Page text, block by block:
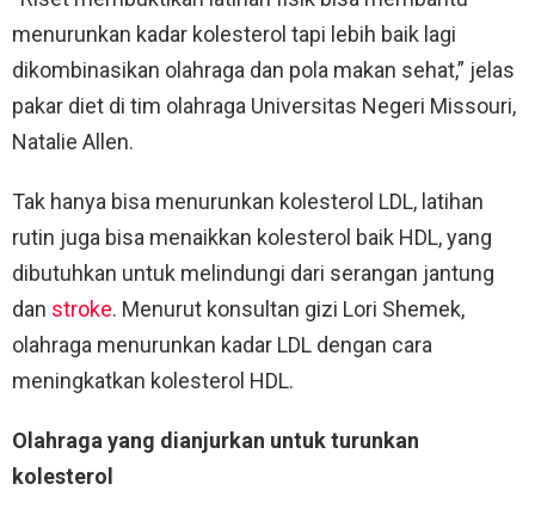
menurunkan kadar kolesterol tapi lebih baik lagi
dikombinasikan olahraga dan pola makan sehat,” jelas
pakar diet di tim olahraga Universitas Negeri Missouri,
Natalie Allen.
Tak hanya bisa menurunkan kolesterol LDL, latihan
rutin juga bisa menaikkan kolesterol baik HDL, yang
dibutuhkan untuk melindungi dari serangan jantung
dan stroke. Menurut konsultan gizi Lori Shemek,
olahraga menurunkan kadar LDL dengan cara
meningkatkan kolesterol HDL.
Olahraga yang dianjurkan untuk turunkan
kolesterol